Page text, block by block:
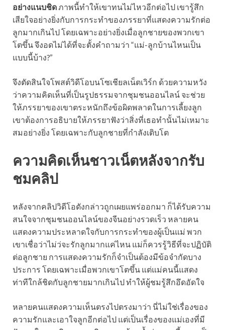
อย่างแนบชิดภาพนี้ทำให้เขาทนไม่ไหวอีกต่อไป เขารู้สึก
เสียใจอย่างยิ่งกับการกระทำของภรรยาที่แสดงความรักต่อ
ลูกมากเกินไป โดยเฉพาะอย่างยิ่งเมื่อลูกชายของพวกเขา
โตขึ้น จึงอดไม่ได้ที่จะตั้งคำถามว่า “แม่-ลูกบ้านไหนเป็น
แบบนี้บ้าง?”
จึงตัดสินใจโพสต์วิดีโอบนโซเชียลเน็ตเวิร์ก ด้วยความหวัง
ว่าความคิดเห็นที่เป็นรูปธรรมจากชุมชนออนไลน์ จะช่วย
ให้ภรรยาของเขาตระหนักถึงข้อผิดพลาดในการเลี้ยงลูก
เขาต้องการอธิบายให้ภรรยาฟังว่าสิ่งที่เธอทำนั้นไม่เหมาะ
สมอย่างยิ่ง โดยเฉพาะกับลูกชายที่กำลังเติบโต
ความคิดเห็นชาวเน็ตหลังจากรับ
ชมคลิป
หลังจากคลิปวิดีโอดังกล่าวถูกเผยแพร่ออกมา ก็ได้รับความ
สนใจจากชุมชนออนไลน์ของจีนอย่างรวดเร็ว หลายคน
แสดงความประหลาดใจกับการกระทำของผู้เป็นแม่ พวก
เขาเชื่อว่าไม่ว่จะรักลูกมากแค่ไหน แม่ก็ควรรู้วิธีที่จะปฏิบัติ
ต่อลูกชาย การแสดงความรักก็จำเป็นต้องมีข้อจำกัดบาง
ประการ โดยเฉพาะเมื่อพวกเขาโตขึ้น แต่แม่คนนี้แสดง
ท่าทีใกล้ชิดกับลูกชายมากเกินไป ทำให้ผู้ชมรู้สึกอึดอัดใจ
หลายคนแสดงความเห็นตรงไปตรงมาว่า นี่ไม่ใช่เรื่องของ
ความรักและเอาใจลูกอีกต่อไป แต่เป็นเรื่องของแม่เองที่มี